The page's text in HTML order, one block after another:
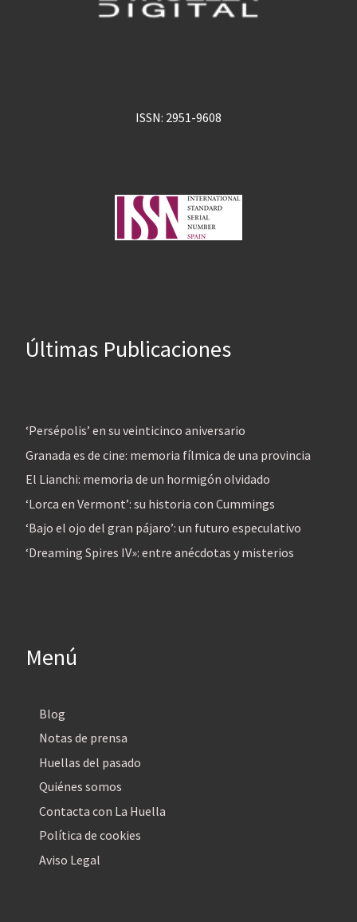
ISSN: 2951-9608
Últimas Publicaciones
‘Persépolis’ en su veinticinco aniversario
Granada es de cine: memoria fílmica de una provincia
El Lianchi: memoria de un hormigón olvidado
‘Lorca en Vermont’: su historia con Cummings
‘Bajo el ojo del gran pájaro’: un futuro especulativo
‘Dreaming Spires IV»: entre anécdotas y misterios
Menú
Blog
Notas de prensa
Huellas del pasado
Quiénes somos
Contacta con La Huella
Política de cookies
Aviso Legal